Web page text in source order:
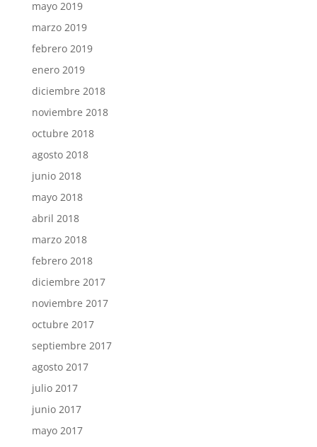
mayo 2019
marzo 2019
febrero 2019
enero 2019
diciembre 2018
noviembre 2018
octubre 2018
agosto 2018
junio 2018
mayo 2018
abril 2018
marzo 2018
febrero 2018
diciembre 2017
noviembre 2017
octubre 2017
septiembre 2017
agosto 2017
julio 2017
junio 2017
mayo 2017